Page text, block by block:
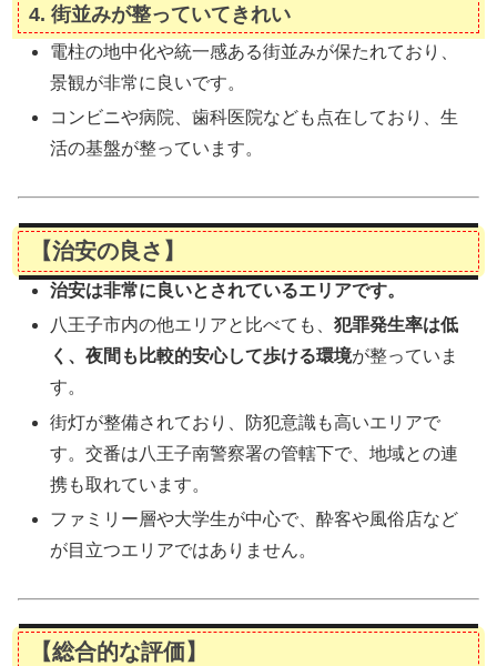
4. 街並みが整っていてきれい
電柱の地中化や統一感ある街並みが保たれており、
景観が非常に良いです。
コンビニや病院、歯科医院なども点在しており、生
活の基盤が整っています。
【治安の良さ】
治安は非常に良いとされているエリアです。
八王子市内の他エリアと比べても、犯罪発生率は低
く、夜間も比較的安心して歩ける環境が整っていま
す。
街灯が整備されており、防犯意識も高いエリアで
す。交番は八王子南警察署の管轄下で、地域との連
携も取れています。
ファミリー層や大学生が中心で、酔客や風俗店など
が目立つエリアではありません。
【総合的な評価】